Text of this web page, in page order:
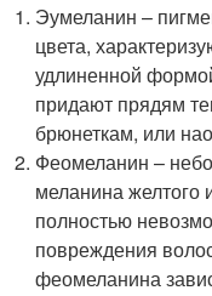
Эумеланин –
цвета,
удлиненной
придают прядям
брюнеткам, или
Феомеланин –
меланина желтого
полностью
повреждения
феомеланина